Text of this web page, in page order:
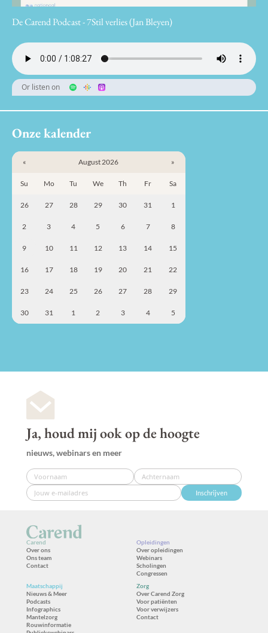
De Carend Podcast - 7Stil verlies (Jan Bleyen)
Or listen on
Onze kalender
« August 2026 »
Su Mo Tu We Th Fr Sa
26 27 28 29 30 31 1
2 3 4 5 6 7 8
9 10 11 12 13 14 15
16 17 18 19 20 21 22
23 24 25 26 27 28 29
30 31 1 2 3 4 5
Ja, houd mij ook op de hoogte
nieuws, webinars en meer
Inschrijven
Carend
Over ons
Ons team
Contact
Opleidingen
Over opleidingen
Webinars
Scholingen
Congressen
Maatschappij
Nieuws & Meer
Podcasts
Infographics
Mantelzorg
Rouwinformatie
Zorg
Over Carend Zorg
Voor patiënten
Voor verwijzers
Contact